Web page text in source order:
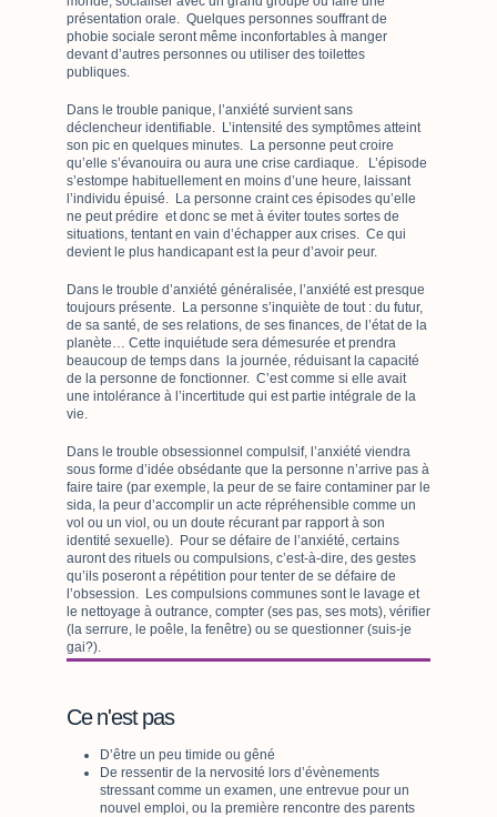
présentation orale. Quelques personnes souffrant de
phobie sociale seront même inconfortables à manger
devant d’autres personnes ou utiliser des toilettes
publiques.
Dans le trouble panique, l’anxiété survient sans
déclencheur identifiable. L’intensité des symptômes atteint
son pic en quelques minutes. La personne peut croire
qu’elle s’évanouira ou aura une crise cardiaque. L’épisode
s’estompe habituellement en moins d’une heure, laissant
l’individu épuisé. La personne craint ces épisodes qu’elle
ne peut prédire et donc se met à éviter toutes sortes de
situations, tentant en vain d’échapper aux crises. Ce qui
devient le plus handicapant est la peur d’avoir peur.
Dans le trouble d’anxiété généralisée, l’anxiété est presque
toujours présente. La personne s’inquiète de tout : du futur,
de sa santé, de ses relations, de ses finances, de l’état de la
planète… Cette inquiétude sera démesurée et prendra
beaucoup de temps dans la journée, réduisant la capacité
de la personne de fonctionner. C’est comme si elle avait
une intolérance à l’incertitude qui est partie intégrale de la
vie.
Dans le trouble obsessionnel compulsif, l’anxiété viendra
sous forme d’idée obsédante que la personne n’arrive pas à
faire taire (par exemple, la peur de se faire contaminer par le
sida, la peur d’accomplir un acte répréhensible comme un
vol ou un viol, ou un doute récurant par rapport à son
identité sexuelle). Pour se défaire de l’anxiété, certains
auront des rituels ou compulsions, c’est-à-dire, des gestes
qu’ils poseront a répétition pour tenter de se défaire de
l’obsession. Les compulsions communes sont le lavage et
le nettoyage à outrance, compter (ses pas, ses mots), vérifier
(la serrure, le poêle, la fenêtre) ou se questionner (suis-je
gai?).
Ce n'est pas
D’être un peu timide ou gêné
De ressentir de la nervosité lors d’évènements
stressant comme un examen, une entrevue pour un
nouvel emploi, ou la première rencontre des parents